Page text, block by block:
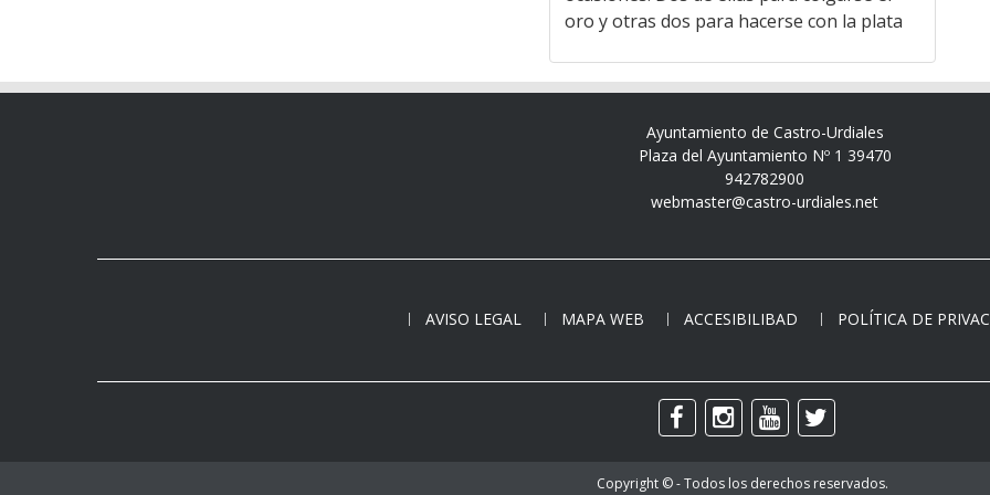
oro y otras dos para hacerse con la plata
Ayuntamiento de Castro-Urdiales
Plaza del Ayuntamiento Nº 1 39470
942782900
webmaster@castro-urdiales.net
AVISO LEGAL MAPA WEB ACCESIBILIBAD POLÍTICA DE
Copyright © - Todos los derechos reservados.